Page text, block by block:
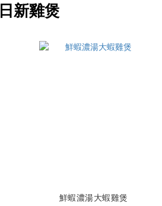
日新雞煲
鮮蝦濃湯大蝦雞煲